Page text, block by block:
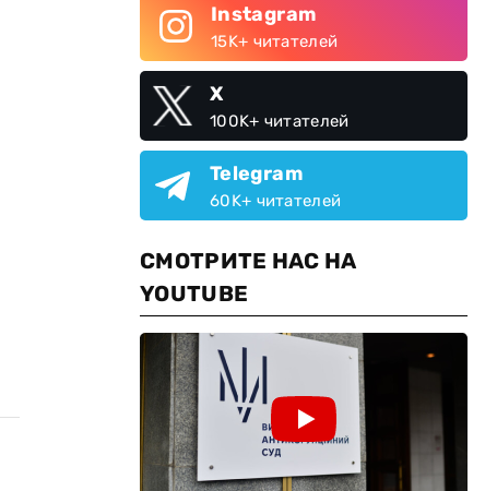
Instagram
15K+ читателей
X
100K+ читателей
Telegram
60K+ читателей
СМОТРИТЕ НАС НА
YOUTUBE